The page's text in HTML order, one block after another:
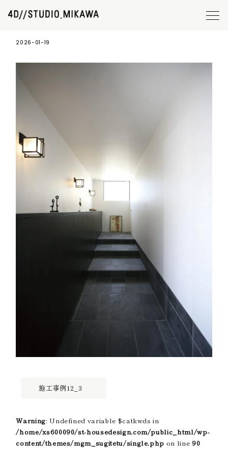
施工事例12_3
2026-01-19
施工事例12_3
Warning: Undefined variable $catkwds in
/home/xs600090/st-housedesign.com/public_html/wp-
content/themes/mgm_sugitetu/single.php on line 90